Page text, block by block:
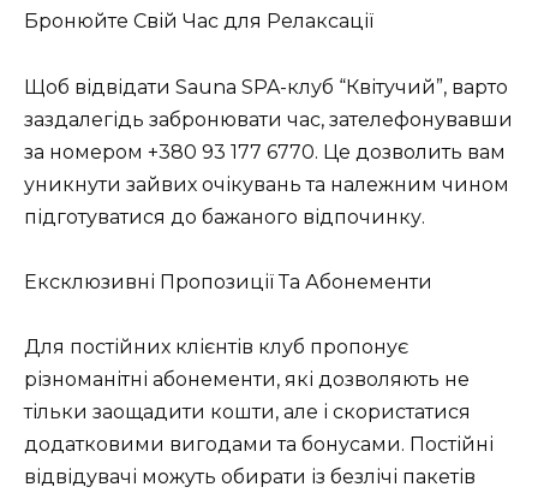
Бронюйте Свій Час для Релаксації
Щоб відвідати Sauna SPA-клуб “Квітучий”, варто
заздалегідь забронювати час, зателефонувавши
за номером +380 93 177 6770. Це дозволить вам
уникнути зайвих очікувань та належним чином
підготуватися до бажаного відпочинку.
Ексклюзивні Пропозиції Та Абонементи
Для постійних клієнтів клуб пропонує
різноманітні абонементи, які дозволяють не
тільки заощадити кошти, але і скористатися
додатковими вигодами та бонусами. Постійні
відвідувачі можуть обирати із безлічі пакетів